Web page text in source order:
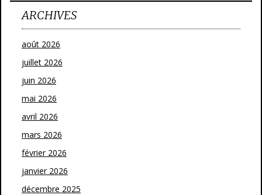
ARCHIVES
août 2026
juillet 2026
juin 2026
mai 2026
avril 2026
mars 2026
février 2026
janvier 2026
décembre 2025